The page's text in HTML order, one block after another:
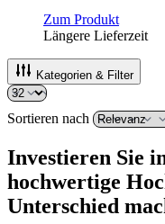
Zum Produkt
Längere Lieferzeit
Kategorien & Filter
Sortieren nach
Investieren Sie
hochwertige
Unterschied